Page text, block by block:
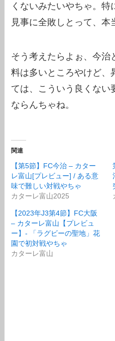
くないみたいやちゃ。
見事に全敗しとって、本
そう考えたらよぉ、今治
料は多いところやけど、
ては、こういう良くない
ならんちゃね。
関連
【第5節】FC今治 – カター
レ富山[プレビュー] / ある意
味で難しい対戦やちゃ
カターレ富山2025
【2023年J3第4節】FC大阪
– カターレ富山【プレビュ
ー】- 「ラグビーの聖地」花
園で初対戦やちゃ
カターレ富山